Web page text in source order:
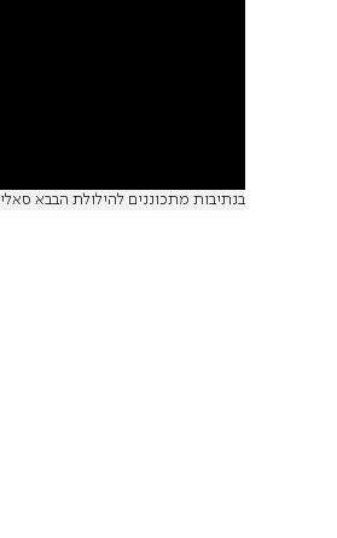
בנתיבות מתכוננים להילולת הבבא סאלי